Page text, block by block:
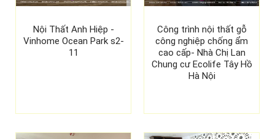
Nội Thất Anh Hiệp -
Vinhome Ocean Park s2-
11
Công trình nội thất gỗ
công nghiệp chống ẩm
cao cấp- Nhà Chị Lan
Chung cư Ecolife Tây Hồ
Hà Nội